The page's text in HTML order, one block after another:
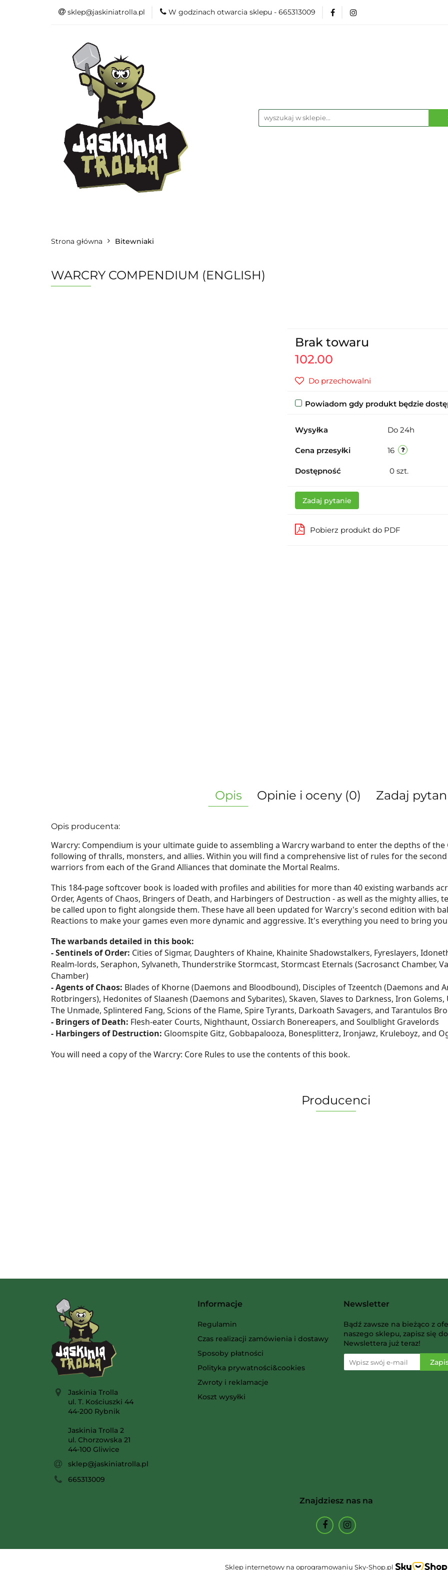
sklep@jaskiniatrolla.pl W godzinach otwarcia sklepu - 665313009
Strona główna Bitewniaki
WARCRY COMPENDIUM (ENGLISH)
Brak towaru
102.00
Do przechowalni
Powiadom gdy produkt będzie
Wysyłka Do 24h
Cena przesyłki 16
Dostępność 0 szt.
Zadaj pytanie
Pobierz produkt do PDF
Opis Opinie i oceny (0) Zadaj
Opis producenta:
Warcry: Compendium is your ultimate guide to assembling a Warcry warband to enter the depths of
following of thralls, monsters, and allies. Within you will find a comprehensive list of rules for the
warriors from each of the Grand Alliances that dominate the Mortal Realms.
This 184-page softcover book is loaded with profiles and abilities for more than 40 existing warbands
Order, Agents of Chaos, Bringers of Death, and Harbingers of Destruction - as well as the mighty
be called upon to fight alongside them. These have all been updated for Warcry's second edition with
Reactions to make your games even more dynamic and aggressive. It's everything you need to bring
The warbands detailed in this book:
- Sentinels of Order: Cities of Sigmar, Daughters of Khaine, Khainite Shadowstalkers, Fyreslayers,
Realm-lords, Seraphon, Sylvaneth, Thunderstrike Stormcast, Stormcast Eternals (Sacrosanct Chamber,
Chamber)
- Agents of Chaos: Blades of Khorne (Daemons and Bloodbound), Disciples of Tzeentch (Daemons and
Rotbringers), Hedonites of Slaanesh (Daemons and Sybarites), Skaven, Slaves to Darkness, Iron
The Unmade, Splintered Fang, Scions of the Flame, Spire Tyrants, Darkoath Savagers, and Tarantulos
- Bringers of Death: Flesh-eater Courts, Nighthaunt, Ossiarch Bonereapers, and Soulblight Gravelords
- Harbingers of Destruction: Gloomspite Gitz, Gobbapalooza, Bonesplitterz, Ironjawz, Kruleboyz, and
You will need a copy of the Warcry: Core Rules to use the contents of this book.
Producenci
AMIGO Spiel
Jaskinia Trolla
ul. T. Kościuszki 44
44-200 Rybnik
Jaskinia Trolla 2
ul. Chorzowska 21
44-100 Gliwice
sklep@jaskiniatrolla.pl
665313009
Informacje
Regulamin
Czas realizacji zamówienia i dostawy
Sposoby płatności
Polityka prywatności&cookies
Zwroty i reklamacje
Koszt wysyłki
Newsletter
Bądź zawsze na bieżąco z
naszego sklepu, zapisz się do
Newslettera już teraz!
Znajdziesz nas na
Sklep internetowy na oprogramowaniu Sky-Shop.pl